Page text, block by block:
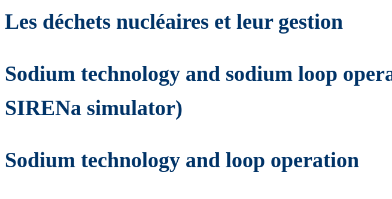
Les déchets nucléaires et leur gestion
Sodium technology and sodium loop
SIRENa simulator)
Sodium technology and loop operation